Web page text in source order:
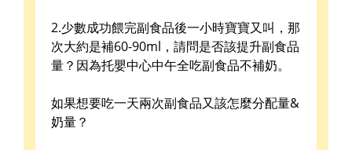
2.少數成功餵完副食品後一小時寶寶又叫，那
次大約是補60-90ml，請問是否該提升副食品
量？因為托嬰中心中午全吃副食品不補奶。
如果想要吃一天兩次副食品又該怎麼分配量&
奶量？